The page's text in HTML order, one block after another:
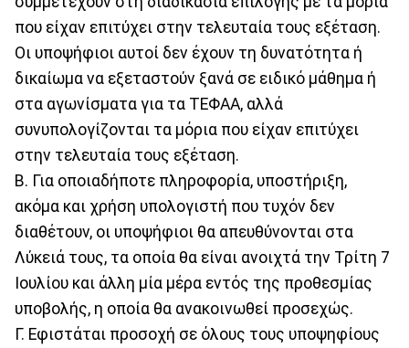
που είχαν επιτύχει στην τελευταία τους εξέταση.
Οι υποψήφιοι αυτοί δεν έχουν τη δυνατότητα ή
δικαίωμα να εξεταστούν ξανά σε ειδικό μάθημα ή
στα αγωνίσματα για τα ΤΕΦΑΑ, αλλά
συνυπολογίζονται τα μόρια που είχαν επιτύχει
στην τελευταία τους εξέταση.
Β. Για οποιαδήποτε πληροφορία, υποστήριξη,
ακόμα και χρήση υπολογιστή που τυχόν δεν
διαθέτουν, οι υποψήφιοι θα απευθύνονται στα
Λύκειά τους, τα οποία θα είναι ανοιχτά την Τρίτη 7
Ιουλίου και άλλη μία μέρα εντός της προθεσμίας
υποβολής, η οποία θα ανακοινωθεί προσεχώς.
Γ. Εφιστάται προσοχή σε όλους τους υποψηφίους